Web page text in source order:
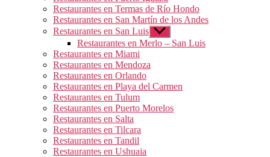
submenú
Restaurantes en Termas de Río Hondo
Restaurantes en San Martín de los Andes
Restaurantes en San Luis Mostrar
el
submenú
Restaurantes en Merlo – San Luis
Restaurantes en Miami
Restaurantes en Mendoza
Restaurantes en Orlando
Restaurantes en Playa del Carmen
Restaurantes en Tulum
Restaurantes en Puerto Morelos
Restaurantes en Salta
Restaurantes en Tilcara
Restaurantes en Tandil
Restaurantes en Ushuaia